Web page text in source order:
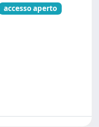
accesso aperto